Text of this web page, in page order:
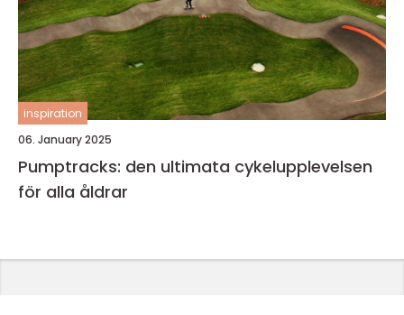
inspiration
06. January 2025
Pumptracks: den ultimata cykelupplevelsen
för alla åldrar